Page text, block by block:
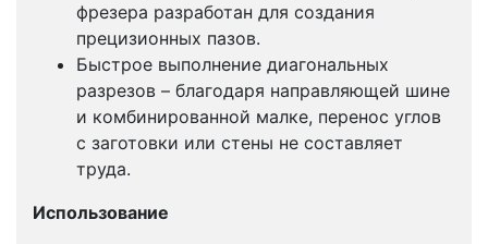
фрезера разработан для создания
прецизионных пазов.
Быстрое выполнение диагональных
разрезов – благодаря направляющей шине
и комбинированной малке, перенос углов
с заготовки или стены не составляет
труда.
Использование